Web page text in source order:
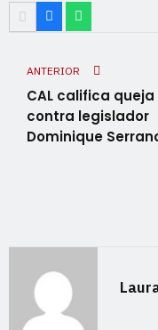
ANTERIOR
CAL califica queja
contra legislador
Dominique